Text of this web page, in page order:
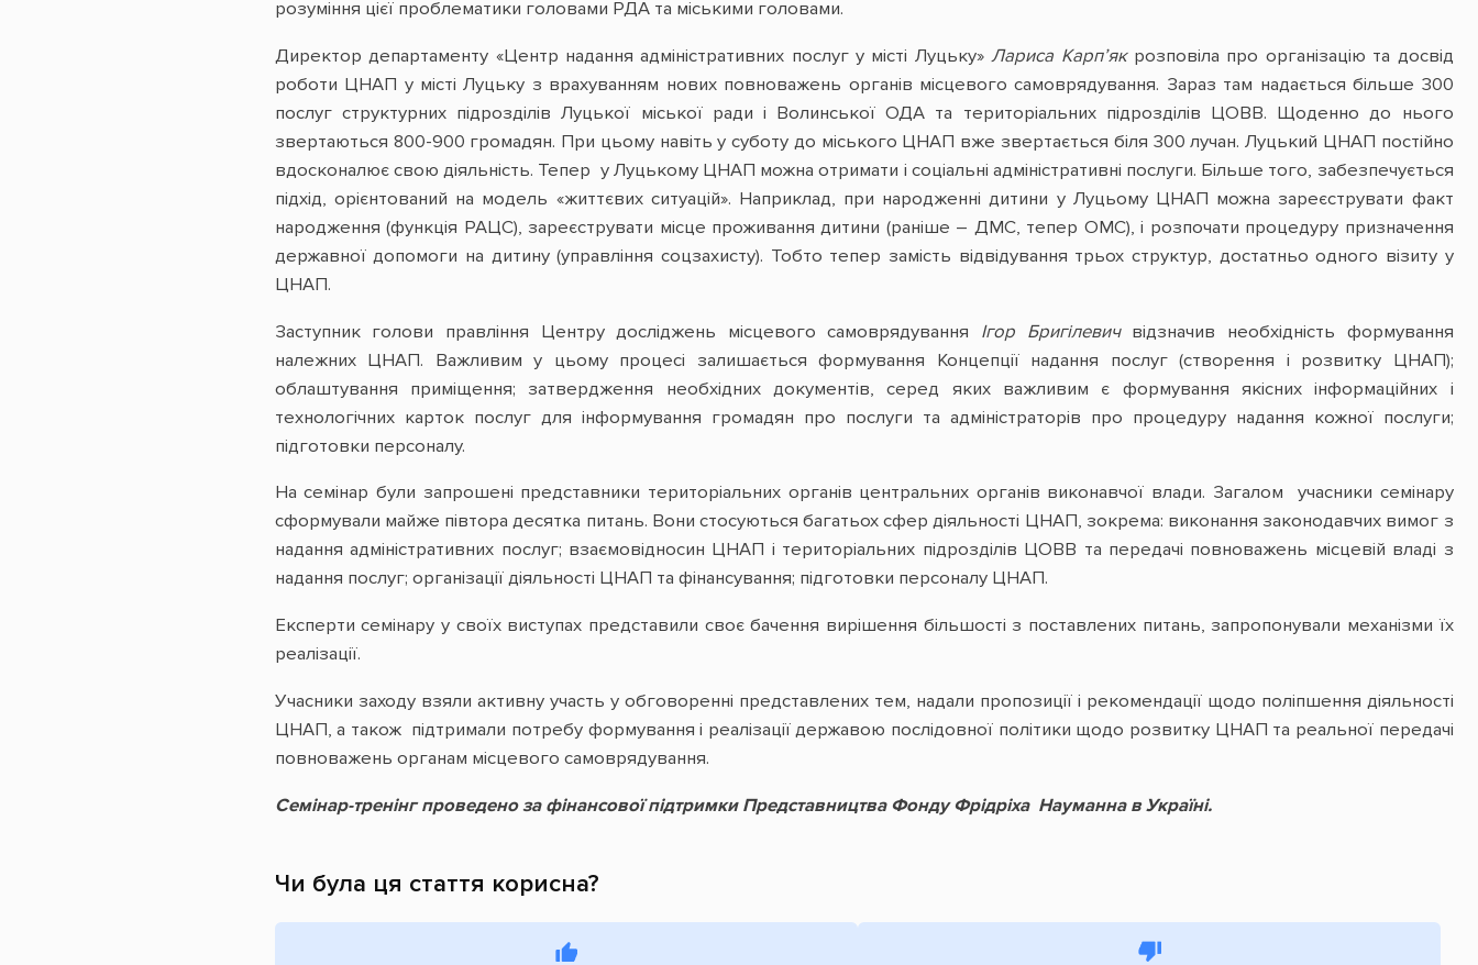
розуміння цієї проблематики головами РДА та міськими головами.
Директор департаменту «Центр надання адміністративних послуг у місті Луцьку»Лариса Карп’якрозповіла про організацію та досвід
роботи ЦНАП у місті Луцьку з врахуванням нових повноважень органів місцевого самоврядування. Зараз там надається більше 300
послуг структурних підрозділів Луцької міської ради і Волинської ОДА та територіальних підрозділів ЦОВВ. Щоденно до нього
звертаються 800-900 громадян. При цьому навіть у суботу до міського ЦНАП вже звертається біля 300 лучан. Луцький ЦНАП постійно
вдосконалює свою діяльність. Тепер у Луцькому ЦНАП можна отримати і соціальні адміністративні послуги. Більше того, забезпечується
підхід, орієнтований на модель «життєвих ситуацій». Наприклад, при народженні дитини у Луцьому ЦНАП можна зареєструвати факт
народження (функція РАЦС), зареєструвати місце проживання дитини (раніше – ДМС, тепер ОМС), і розпочати процедуру призначення
державної допомоги на дитину (управління соцзахисту). Тобто тепер замість відвідування трьох структур, достатньо одного візиту у
ЦНАП.
Заступник голови правління Центру досліджень місцевого самоврядування Ігор Бригілевичвідзначив необхідність формування
належних ЦНАП. Важливим у цьому процесі залишається формування Концепції надання послуг (створення і розвитку ЦНАП);
облаштування приміщення; затвердження необхідних документів, серед яких важливим є формування якісних інформаційних і
технологічних карток послуг для інформування громадян про послуги та адміністраторів про процедуру надання кожної послуги;
підготовки персоналу.
На семінар були запрошені представники територіальних органів центральних органів виконавчої влади. Загалом учасники семінару
сформували майже півтора десятка питань. Вони стосуються багатьох сфер діяльності ЦНАП, зокрема: виконання законодавчих вимог з
надання адміністративних послуг; взаємовідносин ЦНАП і територіальних підрозділів ЦОВВ та передачі повноважень місцевій владі з
надання послуг; організації діяльності ЦНАП та фінансування; підготовки персоналу ЦНАП.
Експерти семінару у своїх виступах представили своє бачення вирішення більшості з поставлених питань, запропонували механізми їх
реалізації.
Учасники заходу взяли активну участь у обговоренні представлених тем, надали пропозиції і рекомендації щодо поліпшення діяльності
ЦНАП, а також підтримали потребу формування і реалізації державою послідовної політики щодо розвитку ЦНАП та реальної передачі
повноважень органам місцевого самоврядування.
Семінар-тренінг проведено за фінансової підтримки Представництва Фонду Фрідріха Науманна в Україні.
Чи була ця стаття корисна?